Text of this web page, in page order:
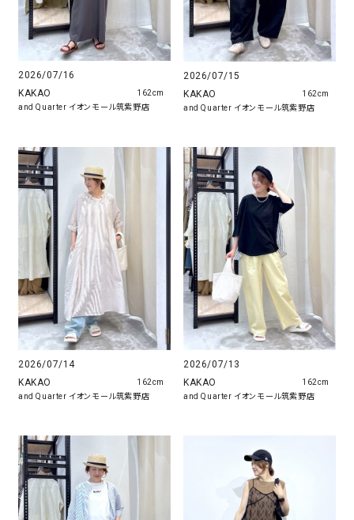
2026/07/16
KAKAO
and Quarter イオンモール筑紫野店
162cm
2026/07/15
KAKAO
and Quarter イオンモール筑紫野店
162cm
2026/07/14
KAKAO
and Quarter イオンモール筑紫野店
162cm
2026/07/13
KAKAO
and Quarter イオンモール筑紫野店
162cm